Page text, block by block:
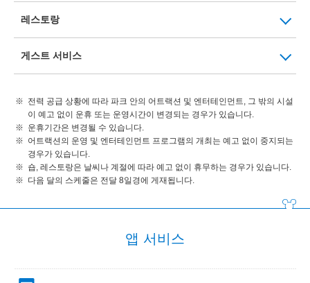
레스토랑
게스트 서비스
전력 공급 상황에 따라 파크 안의 어트랙션 및 엔터테인먼트, 그 밖의 시설
이 예고 없이 운휴 또는 운영시간이 변경되는 경우가 있습니다.
운휴기간은 변경될 수 있습니다.
어트랙션의 운영 및 엔터테인먼트 프로그램의 개최는 예고 없이 중지되는
경우가 있습니다.
숍, 레스토랑은 날씨나 계절에 따라 예고 없이 휴무하는 경우가 있습니다.
다음 달의 스케줄은 전달 8일경에 게재됩니다.
앱 서비스